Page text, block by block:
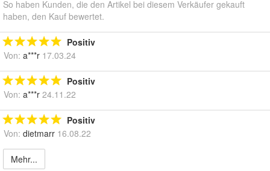
So haben Kunden, die den Artikel bei diesem Verkäufer gekauft
haben, den Kauf bewertet.
Positiv
Von: a***r 17.03.24
Positiv
Von: a***r 24.11.22
Positiv
Von: dietmarr 16.08.22
Mehr...